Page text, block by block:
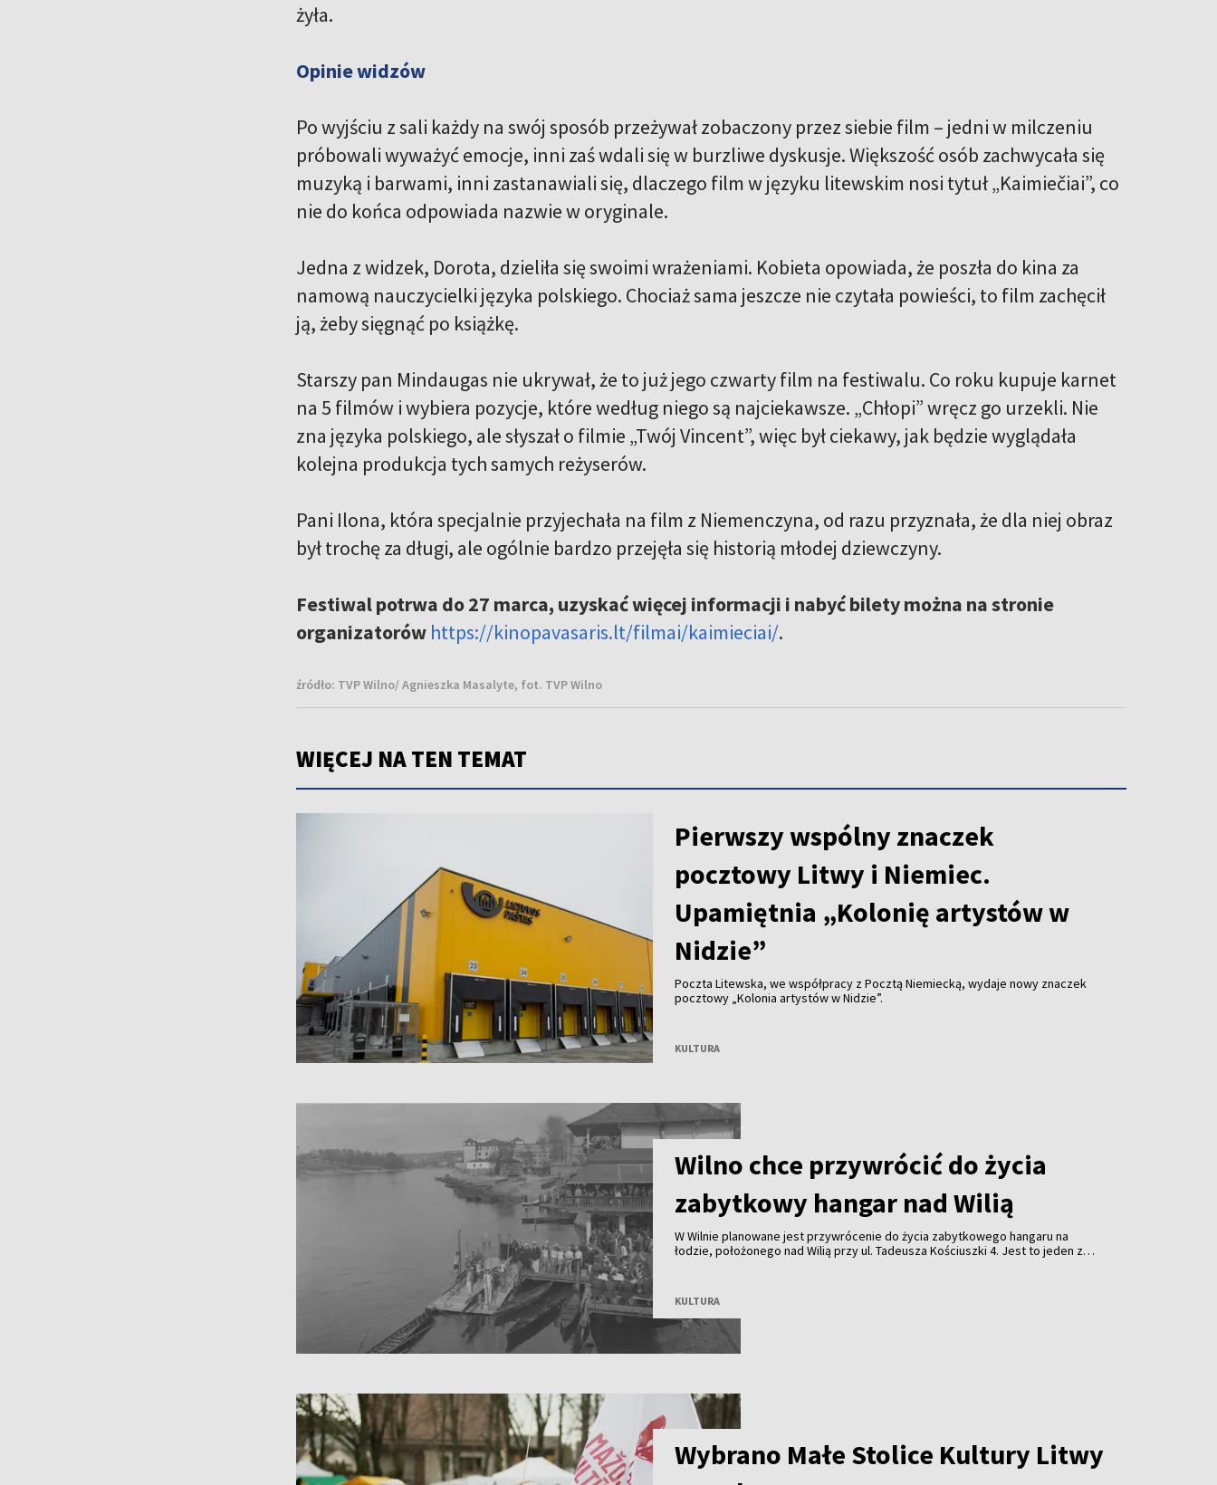
żyła.
Opinie widzów
Po wyjściu z sali każdy na swój sposób przeżywał zobaczony przez siebie film – jedni w milczeniu
próbowali wyważyć emocje, inni zaś wdali się w burzliwe dyskusje. Większość osób zachwycała się
muzyką i barwami, inni zastanawiali się, dlaczego film w języku litewskim nosi tytuł „Kaimiečiai”, co
nie do końca odpowiada nazwie w oryginale.
Jedna z widzek, Dorota, dzieliła się swoimi wrażeniami. Kobieta opowiada, że poszła do kina za
namową nauczycielki języka polskiego. Chociaż sama jeszcze nie czytała powieści, to film zachęcił
ją, żeby sięgnąć po książkę.
Starszy pan Mindaugas nie ukrywał, że to już jego czwarty film na festiwalu. Co roku kupuje karnet
na 5 filmów i wybiera pozycje, które według niego są najciekawsze. „Chłopi” wręcz go urzekli. Nie
zna języka polskiego, ale słyszał o filmie „Twój Vincent”, więc był ciekawy, jak będzie wyglądała
kolejna produkcja tych samych reżyserów.
Pani Ilona, która specjalnie przyjechała na film z Niemenczyna, od razu przyznała, że dla niej obraz
był trochę za długi, ale ogólnie bardzo przejęła się historią młodej dziewczyny.
Festiwal potrwa do 27 marca, uzyskać więcej informacji i nabyć bilety można na stronie
organizatorów https://kinopavasaris.lt/filmai/kaimieciai/.
źródło: TVP Wilno/ Agnieszka Masalyte, fot. TVP Wilno
WIĘCEJ NA TEN TEMAT
Pierwszy wspólny znaczek
pocztowy Litwy i Niemiec.
Upamiętnia „Kolonię artystów w
Nidzie”
Poczta Litewska, we współpracy z Pocztą Niemiecką, wydaje nowy znaczek
pocztowy „Kolonia artystów w Nidzie”.
KULTURA
Wilno chce przywrócić do życia
zabytkowy hangar nad Wilią
W Wilnie planowane jest przywrócenie do życia zabytkowego hangaru na
łodzie, położonego nad Wilią przy ul. Tadeusza Kościuszki 4. Jest to jeden z
KULTURA
Wybrano Małe Stolice Kultury Litwy